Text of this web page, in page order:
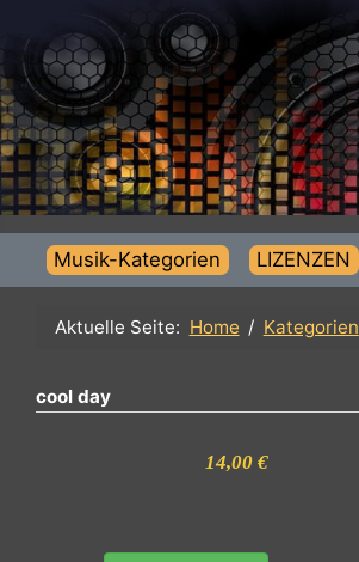
Musik-Kategorien LIZENZEN
Aktuelle Seite:Home
cool day